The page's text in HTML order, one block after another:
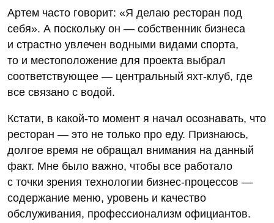
Артем часто говорит: «Я делаю ресторан под
себя». А поскольку он — собственник бизнеса
и страстно увлечен водными видами спорта,
то и местоположение для проекта выбрал
соответствующее — центральный яхт-клуб, где
все связано с водой.
Кстати, в какой-то момент я начал осознавать, что
ресторан — это не только про еду. Признаюсь,
долгое время не обращал внимания на данный
факт. Мне было важно, чтобы все работало
с точки зрения технологии бизнес-процессов —
содержание меню, уровень и качество
обслуживания, профессионализм официантов.